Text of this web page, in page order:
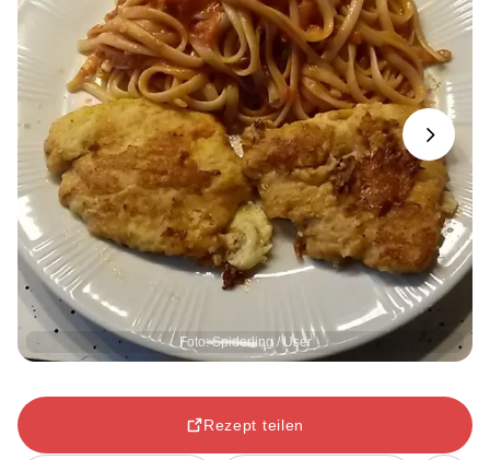
Foto: Spiderling / User
Next
Rezept teilen